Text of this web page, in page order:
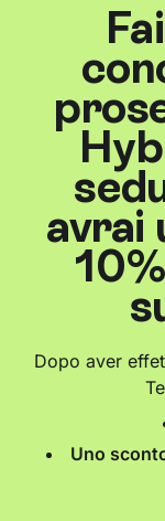
avrai
Dopo aver
Uno